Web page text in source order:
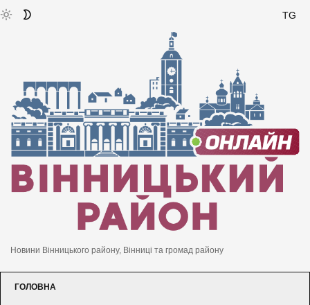
TG
Новини Вінницького району, Вінниці та громад району
ГОЛОВНА